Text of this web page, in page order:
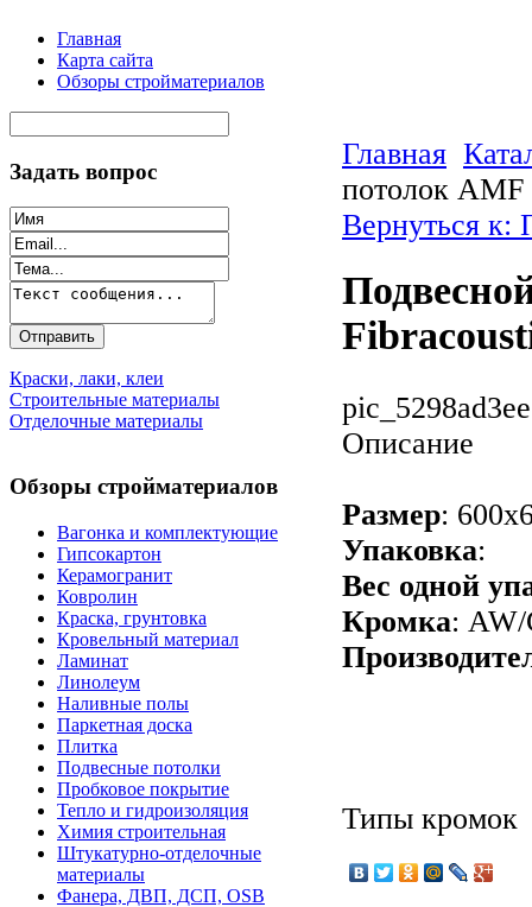
Главная
Карта сайта
Обзоры стройматериалов
Задать вопрос
Краски, лаки, клеи
Строительные материалы
Отделочные материалы
Обзоры стройматериалов
Вагонка и комплектующие
Гипсокартон
Керамогранит
Ковролин
Краска, грунтовка
Кровельный материал
Ламинат
Линолеум
Наливные полы
Паркетная доска
Плитка
Подвесные потолки
Пробковое покрытие
Тепло и гидроизоляция
Химия строительная
Штукатурно-отделочные
материалы
Фанера, ДВП, ДСП, OSB
Главная
потолок
Вернуться к:
Описание
Размер:
Упаковка:
Вес одной
Кромка:
Типы кромок